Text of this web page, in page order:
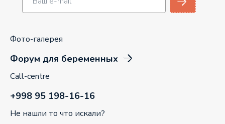
Фото-галерея
Форум для беременных
Call-centre
+998 95 198-16-16
Не нашли то что искали?